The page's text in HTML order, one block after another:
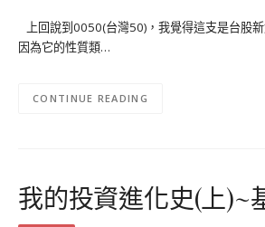
上回說到0050(台灣50)，我覺得這支是台股
因為它的性質類…
CONTINUE READING
我的投資進化史(上)~